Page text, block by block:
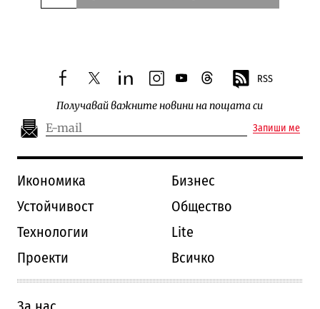
Следваща новина
facebooktwitterlinkedininstagram
youtubethreads RSS
Получавай важните новини на пощата си
Запиши ме
Икономика
Бизнес
Устойчивост
Общество
Технологии
Lite
Проекти
Всичко